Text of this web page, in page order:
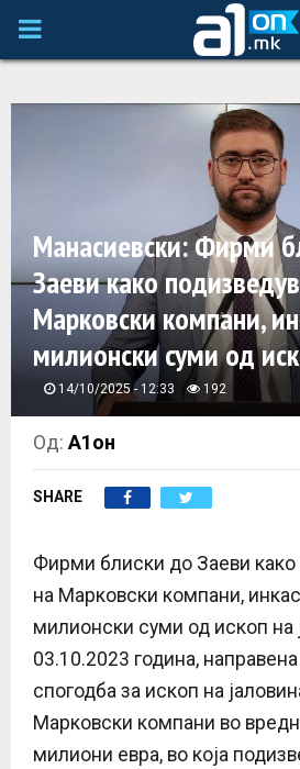
P
A
R
M
E
N
U
Манасиевски: Фирми
Заеви како
Марковски компани,
милионски суми од
14/10/2025 - 12:33 192
Од:А1он
SHARE
Фирми блиски до Заеви како
на Марковски компани,
милионски суми од ископ на
03.10.2023 година,
спогодба за ископ на
Марковски компани во
милиони евра, во која